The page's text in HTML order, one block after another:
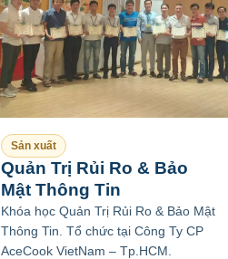
Sản xuất
Quản Trị Rủi Ro & Bảo
Mật Thông Tin
Khóa học Quản Trị Rủi Ro & Bảo Mật
Thông Tin. Tổ chức tại Công Ty CP
AceCook VietNam – Tp.HCM.